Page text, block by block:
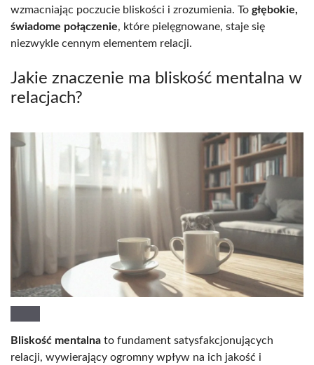
wzmacniając poczucie bliskości i zrozumienia. To głębokie,
świadome połączenie, które pielęgnowane, staje się
niezwykle cennym elementem relacji.
Jakie znaczenie ma bliskość mentalna w
relacjach?
Bliskość mentalna to fundament satysfakcjonujących
relacji, wywierający ogromny wpływ na ich jakość i